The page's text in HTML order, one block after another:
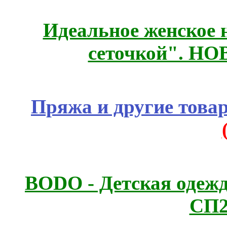
Идеальное женское
сеточкой".
Пряжа и другие
BODO - Детская